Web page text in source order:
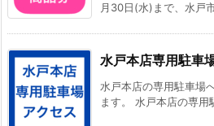
月30日(水)まで、水戸
水戸本店専用駐車
水戸本店の専用駐車場
ます。 水戸本店の専用